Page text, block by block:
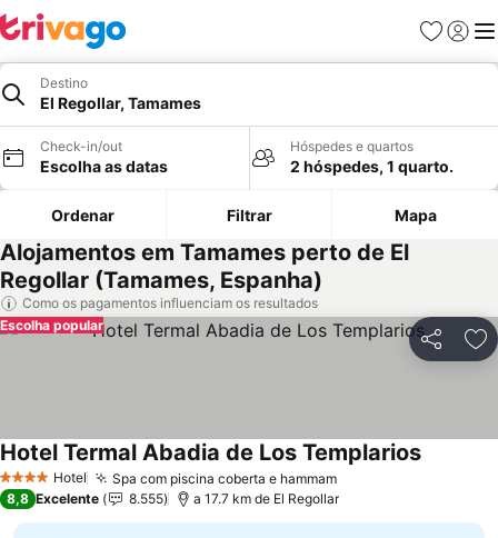
Favoritos
Iniciar
Destino
El Regollar, Tamames
Check-in/out
Escolha as datas
Hóspedes e quartos
2 hóspedes, 1 quarto.
Ordenar Filtrar Mapa
Alojamentos em Tamames perto de El
Regollar (Tamames, Espanha)
Como os pagamentos influenciam os resultados
Partilhar
Escolha popular
4 EstrelasHotel Spa com piscina coberta e hammamVer preços
Hotel Termal Abadia de Los TemplariosVer
8,8 Excelente 8.555 a 17.7 km de El Regollar